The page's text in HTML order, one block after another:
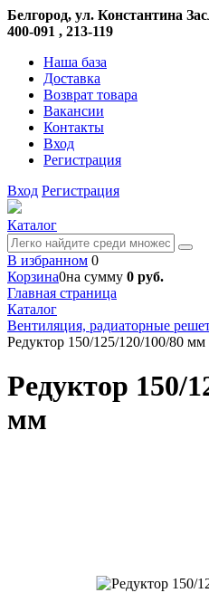
Белгород, ул. Константина
400-091 , 213-119
Наша база
Доставка
Возврат товара
Вакансии
Контакты
Вход
Регистрация
Вход Регистрация
Каталог
В избранном 0
Корзина0на сумму 0 руб.
Главная страница
Каталог
Вентиляция, радиаторные
Редуктор 150/125/120/100/80 мм
Редуктор 150/
мм